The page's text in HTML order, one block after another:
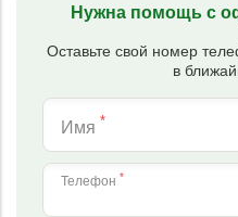
Нужна помощь с
Оставьте свой номер
в
Имя *
Телефон *